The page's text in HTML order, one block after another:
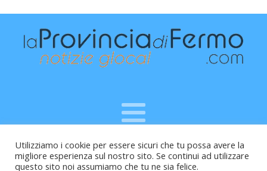
Raffaele Vitali - via Leopardi 10 - 61121 Pesaro (PU) -
Cod.Fisc VTLRFL77B02L500Y - Testata giornalistica, aut.
Utilizziamo i cookie per essere sicuri che tu possa avere la
migliore esperienza sul nostro sito. Se continui ad utilizzare
questo sito noi assumiamo che tu ne sia felice.